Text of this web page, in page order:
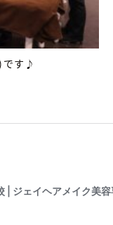
です♪